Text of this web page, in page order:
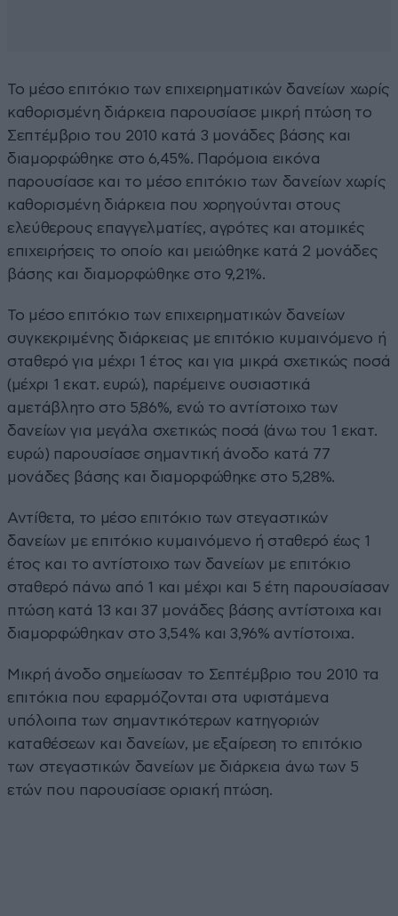
Το μέσο επιτόκιο των επιχειρηματικών δανείων χωρίς
καθορισμένη διάρκεια παρουσίασε μικρή πτώση το
Σεπτέμβριο του 2010 κατά 3 μονάδες βάσης και
διαμορφώθηκε στο 6,45%. Παρόμοια εικόνα
παρουσίασε και το μέσο επιτόκιο των δανείων χωρίς
καθορισμένη διάρκεια που χορηγούνται στους
ελεύθερους επαγγελματίες, αγρότες και ατομικές
επιχειρήσεις το οποίο και μειώθηκε κατά 2 μονάδες
βάσης και διαμορφώθηκε στο 9,21%.
Το μέσο επιτόκιο των επιχειρηματικών δανείων
συγκεκριμένης διάρκειας με επιτόκιο κυμαινόμενο ή
σταθερό για μέχρι 1 έτος και για μικρά σχετικώς ποσά
(μέχρι 1 εκατ. ευρώ), παρέμεινε ουσιαστικά
αμετάβλητο στο 5,86%, ενώ το αντίστοιχο των
δανείων για μεγάλα σχετικώς ποσά (άνω του 1 εκατ.
ευρώ) παρουσίασε σημαντική άνοδο κατά 77
μονάδες βάσης και διαμορφώθηκε στο 5,28%.
Αντίθετα, το μέσο επιτόκιο των στεγαστικών
δανείων με επιτόκιο κυμαινόμενο ή σταθερό έως 1
έτος και το αντίστοιχο των δανείων με επιτόκιο
σταθερό πάνω από 1 και μέχρι και 5 έτη παρουσίασαν
πτώση κατά 13 και 37 μονάδες βάσης αντίστοιχα και
διαμορφώθηκαν στο 3,54% και 3,96% αντίστοιχα.
Μικρή άνοδο σημείωσαν το Σεπτέμβριο του 2010 τα
επιτόκια που εφαρμόζονται στα υφιστάμενα
υπόλοιπα των σημαντικότερων κατηγοριών
καταθέσεων και δανείων, με εξαίρεση το επιτόκιο
των στεγαστικών δανείων με διάρκεια άνω των 5
ετών που παρουσίασε οριακή πτώση.